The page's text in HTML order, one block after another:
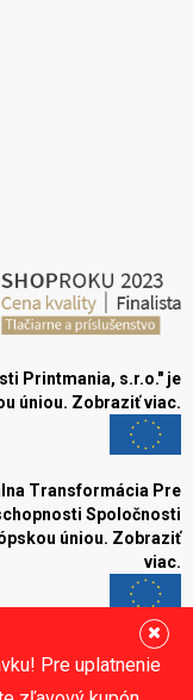
Pre uplatnenie
Printmania, s.r.o." je
úniou. Zobraziť viac.
Transformácia Pre
Spoločnosti
úniou. Zobraziť
viac.